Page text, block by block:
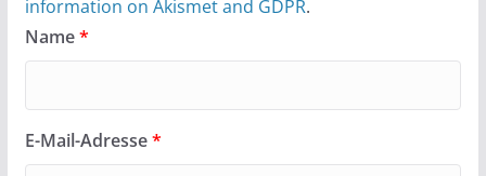
information on Akismet and GDPR.
Name*
E-Mail-Adresse*